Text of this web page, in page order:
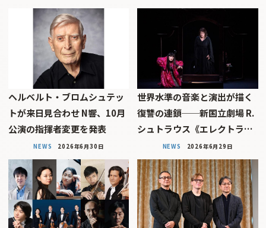
ヘルベルト・ブロムシュテッ
トが来日見合わせ N響、10月
公演の指揮者変更を発表
NEWS 2026年6月30日
世界水準の音楽と演出が描く
復讐の連鎖──新国立劇場 R.
シュトラウス《エレクトラ…
NEWS 2026年6月29日